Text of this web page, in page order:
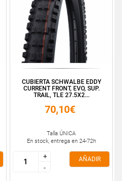
CUBIERTA SCHWALBE EDDY
CURRENT FRONT, EVO, SUP.
TRAIL, TLE 27.5X2...
70,10€
Talla ÚNICA
En stock, entrega en 24-72h
+
-
+
-
AÑADIR